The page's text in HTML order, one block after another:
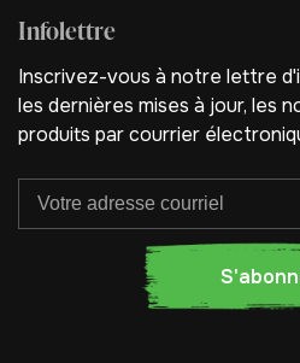
Infolettre
Inscrivez-vous à notre lettre
les dernières mises à jour, les
produits par courrier